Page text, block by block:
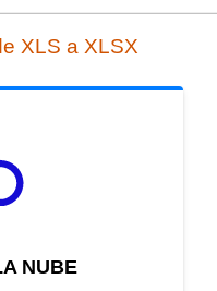
XLS a XLSX
NUBE